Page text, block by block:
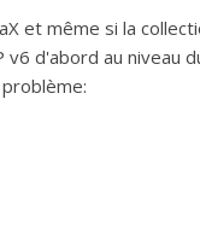
et même si la
d'abord au niveau